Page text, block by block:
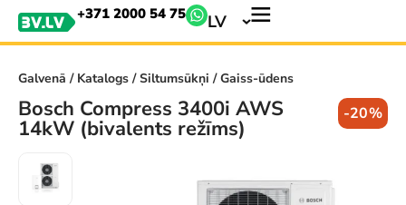
+371 2000 54 75 LV
Galvenā / Katalogs/Siltumsūkņi / Gaiss-ūdens
Bosch Compress 3400i AWS
14kW (bivalents režīms)
-20%